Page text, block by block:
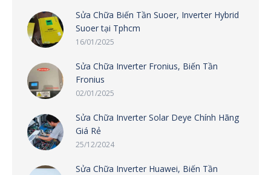
Sửa Chữa Biến Tần Suoer, Inverter Hybrid
Suoer tại Tphcm
16/01/2025
Sửa Chữa Inverter Fronius, Biến Tần
Fronius
02/01/2025
Sửa Chữa Inverter Solar Deye Chính Hãng
Giá Rẻ
25/12/2024
Sửa Chữa Inverter Huawei, Biến Tần